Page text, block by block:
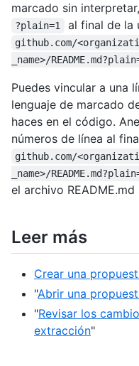
marcado sin
?plain=1 al final de la
github.com/
_name>/
Puedes vincular a una
lenguaje de marcado
haces en el código.
números de línea al
github.com/
_name>/
el archivo README.md
Leer más
Crear una
"Abrir una
"Revisar los
extracción"